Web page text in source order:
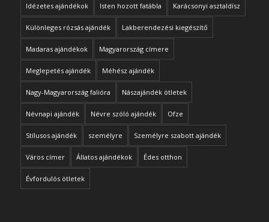
Idézetes ajándékok Isten hozott fatábla Karácsonyi asztaldísz
Különleges rózsás ajándék Lakberendezési kiegészítő
Madaras ajándékok Magyarország címere
Meglepetés ajándék Méhész ajándék
Nagy-Magyarország falióra Nászajándék ötletek
Névnapi ajándék Névre szóló ajándék Ofze
Stílusos ajándék személyre Személyre szabott ajándék
Város címer Állatos ajándékok Édes otthon
Évfordulós ötletek